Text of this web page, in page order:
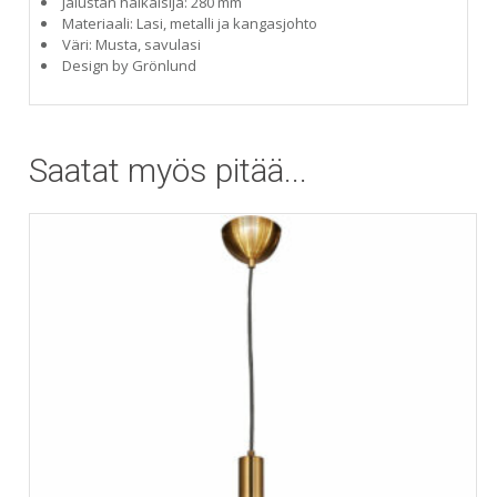
Materiaali: Lasi, metalli ja kangasjohto
Väri: Musta, savulasi
Design by Grönlund
Saatat myös pitää...